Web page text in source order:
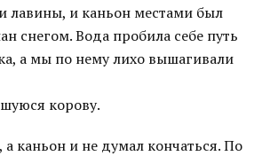
лавины, и каньон местами был
снегом. Вода пробила себе путь
а мы по нему лихо вышагивали
корову.
а каньон и не думал кончаться. По